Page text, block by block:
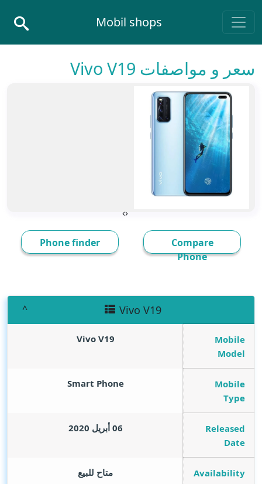
Main Navigation
Mobil shops
سعر و مواصفات Vivo V19
‹
›
Compare
Phone
Phone finder
Vivo V19
Mobile
Model
Vivo V19
Mobile
Type
Smart Phone
Released
Date
06 أبريل 2020
Availability متاح للبيع